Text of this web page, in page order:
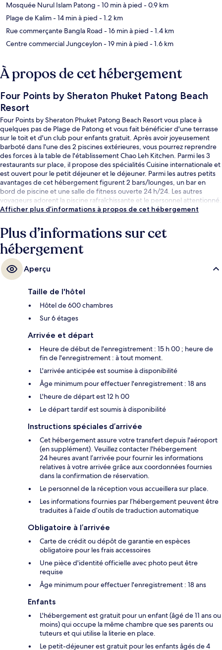
Mosquée Nurul Islam Patong - 10 min à pied - 0.9 km
Plage de Kalim- 14 min à pied - 1.2 km
Rue commerçante Bangla Road - 16 min à pied - 1.4 km
Centre commercial Jungceylon- 19 min à pied - 1.6 km
À propos de cet hébergement
Four Points by Sheraton Phuket Patong Beach
Resort
Four Points by Sheraton Phuket Patong Beach Resort vous place à
quelques pas de Plage de Patong et vous fait bénéficier d'une terrasse
sur le toit et d'un club pour enfants gratuit. Après avoir joyeusement
barboté dans l'une des 2 piscines extérieures, vous pourrez reprendre
des forces à la table de l'établissement Chao Leh Kitchen. Parmi les 3
restaurants sur place, il propose des spécialités Cuisine internationale et
est ouvert pour le petit déjeuner et le déjeuner. Parmi les autres petits
avantages de cet hébergement figurent 2 bars/lounges, un bar en
bord de piscine et une salle de fitness ouverte 24 h/24. Les autres
voyageurs adorent la piscine rafraîchissante et le personnel attentionné.
Afficher plus d’informations à propos de cet hébergement
Plus d’informations sur cet
hébergement
Aperçu
Taille de l'hôtel
Hôtel de 600 chambres
Sur 6 étages
Arrivée et départ
Heure de début de l'enregistrement : 15 h 00 ; heure de
fin de l'enregistrement : à tout moment.
L'arrivée anticipée est soumise à disponibilité
Âge minimum pour effectuer l'enregistrement : 18 ans
L'heure de départ est 12 h 00
Le départ tardif est soumis à disponibilité
Instructions spéciales d’arrivée
Cet hébergement assure votre transfert depuis l'aéroport
(en supplément). Veuillez contacter l'hébergement
24 heures avant l’arrivée pour fournir les informations
relatives à votre arrivée grâce aux coordonnées fournies
dans la confirmation de réservation.
Le personnel de la réception vous accueillera sur place.
Les informations fournies par l’hébergement peuvent être
traduites à l’aide d’outils de traduction automatique
Obligatoire à l’arrivée
Carte de crédit ou dépôt de garantie en espèces
obligatoire pour les frais accessoires
Une pièce d'identité officielle avec photo peut être
requise
Âge minimum pour effectuer l'enregistrement : 18 ans
Enfants
L'hébergement est gratuit pour un enfant (âgé de 11 ans ou
moins) qui occupe la même chambre que ses parents ou
tuteurs et qui utilise la literie en place.
Le petit-déjeuner est gratuit pour les enfants âgés de 4